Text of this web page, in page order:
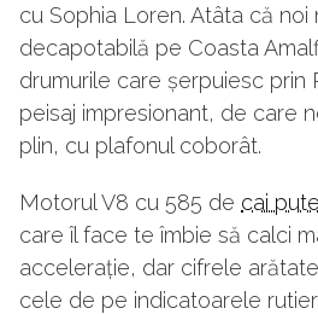
cu Sophia Loren. Atâta că noi
decapotabilă pe Coasta
drumurile care șerpuiesc prin
peisaj impresionant, de care
plin, cu plafonul coborât.
Motorul V8 cu 585 de cai
care îl face te îmbie să calci
accelerație, dar cifrele
cele de pe indicatoarele